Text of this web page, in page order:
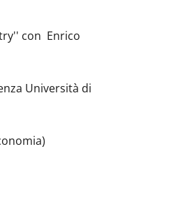
con Enrico
Università di